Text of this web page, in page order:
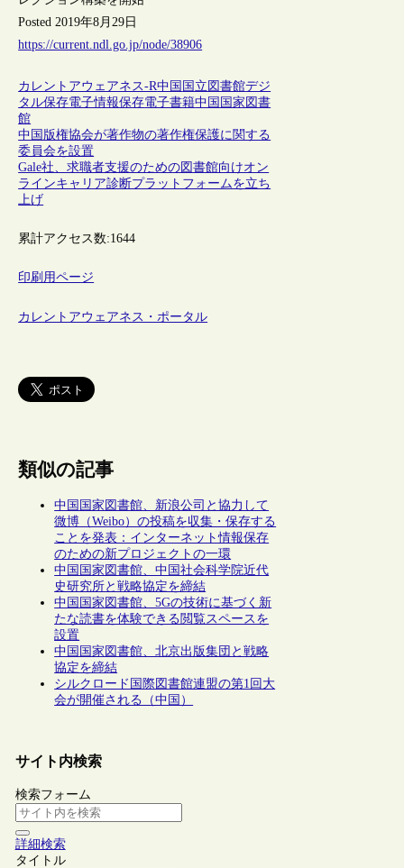
Posted 2019年8月29日
https://current.ndl.go.jp/node/38906
カレントアウェアネス-R中国 国立図書館デジ
タル保存電子情報保存電子書籍中国国家図書
館
中国版権協会が著作物の著作権保護に関する
委員会を設置
Gale社、求職者支援のための図書館向けオン
ラインキャリア診断プラットフォームを立ち
上げ
累計アクセス数:1644
印刷用ページ
カレントアウェアネス・ポータル
類似の記事
中国国家図書館、新浪公司と協力して
微博（Weibo）の投稿を収集・保存する
ことを発表：インターネット情報保存
のための新プロジェクトの一環
中国国家図書館、中国社会科学院近代
史研究所と戦略協定を締結
中国国家図書館、5Gの技術に基づく新
たな読書を体験できる閲覧スペースを
設置
中国国家図書館、北京出版集団と戦略
協定を締結
シルクロード国際図書館連盟の第1回大
会が開催される（中国）
サイト内検索
検索フォーム
詳細検索
タイトル